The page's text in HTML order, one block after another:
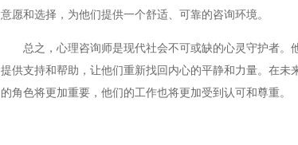
意愿和选择，为他们提供一个舒适、可靠的咨询环境。
总之，心理咨询师是现代社会不可或缺的心灵守护者
提供支持和帮助，让他们重新找回内心的平静和力量。在
的角色将更加重要，他们的工作也将更加受到认可和尊重。